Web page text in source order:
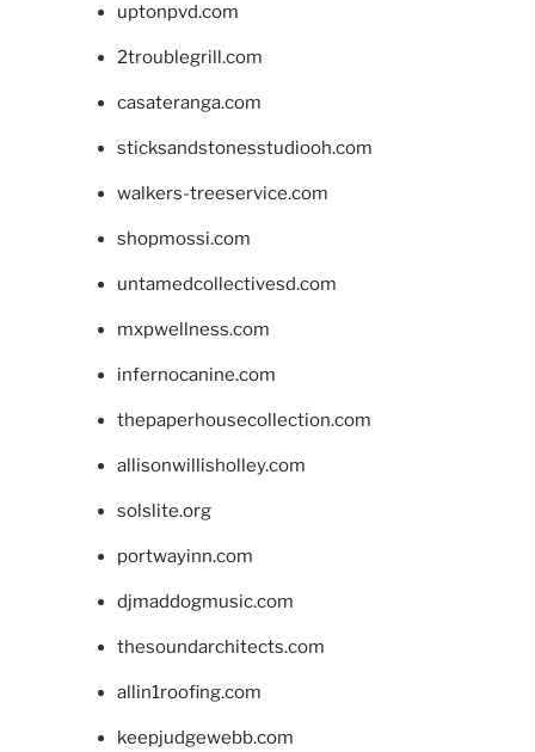
uptonpvd.com
2troublegrill.com
casateranga.com
sticksandstonesstudiooh.com
walkers-treeservice.com
shopmossi.com
untamedcollectivesd.com
mxpwellness.com
infernocanine.com
thepaperhousecollection.com
allisonwillisholley.com
solslite.org
portwayinn.com
djmaddogmusic.com
thesoundarchitects.com
allin1roofing.com
keepjudgewebb.com